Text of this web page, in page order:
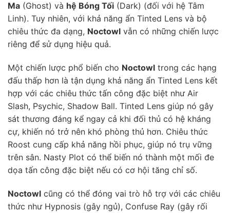
Ma (Ghost) và hệ Bóng Tối (Dark) (đối với hệ Tâm
Linh). Tuy nhiên, với khả năng ẩn Tinted Lens và bộ
chiêu thức đa dạng, Noctowl vẫn có những chiến lược
riêng để sử dụng hiệu quả.
Một chiến lược phổ biến cho Noctowl trong các hạng
đấu thấp hơn là tận dụng khả năng ẩn Tinted Lens kết
hợp với các chiêu thức tấn công đặc biệt như Air
Slash, Psychic, Shadow Ball. Tinted Lens giúp nó gây
sát thương đáng kể ngay cả khi đối thủ có hệ kháng
cự, khiến nó trở nên khó phòng thủ hơn. Chiêu thức
Roost cung cấp khả năng hồi phục, giúp nó trụ vững
trên sân. Nasty Plot có thể biến nó thành một mối đe
dọa tấn công đặc biệt nếu có cơ hội tăng chỉ số.
Noctowl cũng có thể đóng vai trò hỗ trợ với các chiêu
thức như Hypnosis (gây ngủ), Confuse Ray (gây rối